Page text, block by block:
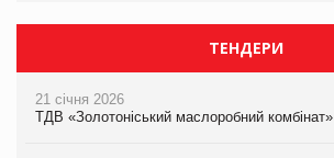
ТЕНДЕРИ
21 січня 2026
ТДВ «Золотоніський маслоробний комбінат»